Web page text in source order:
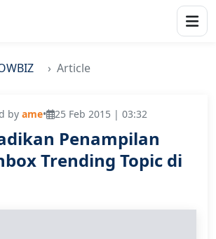
Article
by ame• 25 Feb 2015 | 03:32
Penampilan
Trending Topic di